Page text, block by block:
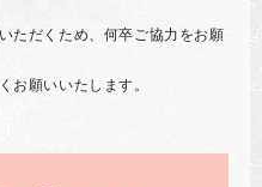
ただくため、何卒ご協力をお願
お願いいたします。